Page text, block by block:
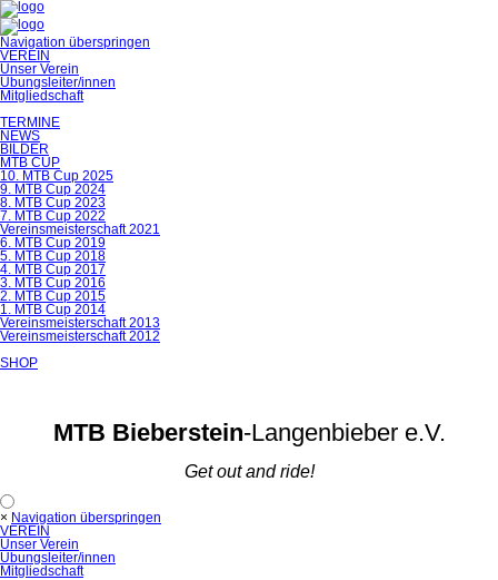
Navigation überspringen
VEREIN
Unser Verein
Übungsleiter/innen
Mitgliedschaft
TERMINE
NEWS
BILDER
MTB CUP
10. MTB Cup 2025
9. MTB Cup 2024
8. MTB Cup 2023
7. MTB Cup 2022
Vereinsmeisterschaft 2021
6. MTB Cup 2019
5. MTB Cup 2018
4. MTB Cup 2017
3. MTB Cup 2016
2. MTB Cup 2015
1. MTB Cup 2014
Vereinsmeisterschaft 2013
Vereinsmeisterschaft 2012
SHOP
MTB Bieberstein-Langenbieber e.V.
Get out and ride!
× Navigation überspringen
VEREIN
Unser Verein
Übungsleiter/innen
Mitgliedschaft